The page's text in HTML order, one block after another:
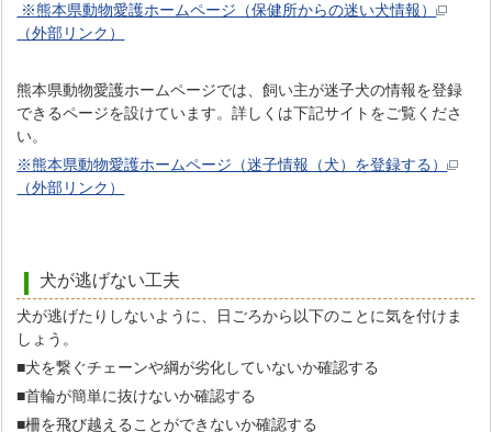
※熊本県動物愛護ホームページ（保健所からの迷い犬情報）
（外部リンク）
熊本県動物愛護ホームページでは、飼い主が迷子犬の情報を登録
できるページを設けています。詳しくは下記サイトをご覧くださ
い。
※熊本県動物愛護ホームページ（迷子情報（犬）を登録する）
（外部リンク）
犬が逃げない工夫
犬が逃げたりしないように、日ごろから以下のことに気を付けま
しょう。
■犬を繋ぐチェーンや綱が劣化していないか確認する
■首輪が簡単に抜けないか確認する
■柵を飛び越えることができないか確認する